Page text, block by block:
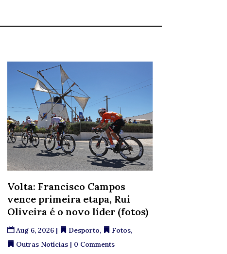
Volta: Francisco Campos
vence primeira etapa, Rui
Oliveira é o novo líder (fotos)
Aug 6, 2026| Desporto, Fotos,
Outras Notícias| 0 Comments